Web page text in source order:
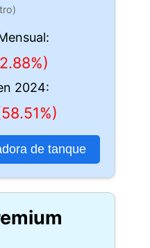
2024:
de tanque